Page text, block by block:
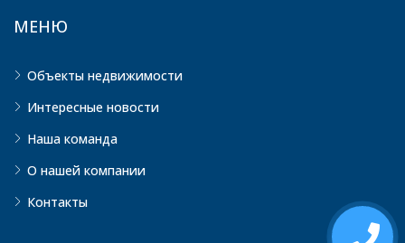
МЕНЮ
Объекты недвижимости
Интересные новости
Наша команда
О нашей компании
Контакты